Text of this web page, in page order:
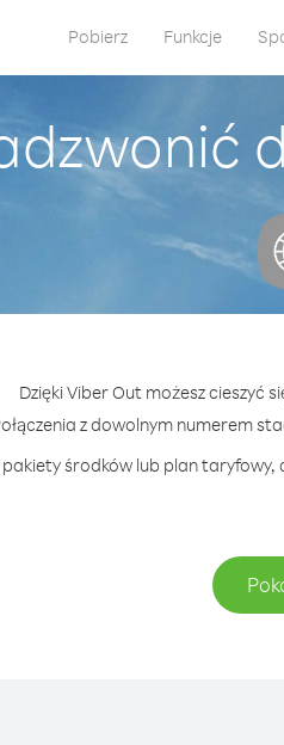
Pobierz Funkcje
Dzięki Viber Out możesz cieszyć
z dowolnym numerem
pakiety środków lub plan taryfowy,